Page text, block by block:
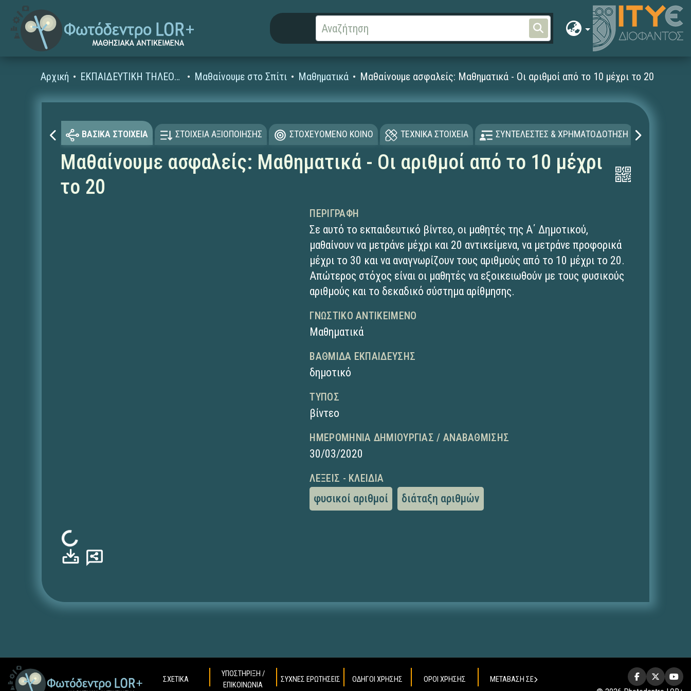
Αρχική ΕΚΠΑΙΔΕΥΤΙΚΗ ΤΗΛΕΟΡΑΣΗ (Ταινίες και βίντεο) Μαθαίνουμε στο Σπίτι Μαθηματικά Μαθαίνουμε ασφαλείς: Μαθηματικά - Οι αριθμοί από το 10 μέχρι το 20
ΒΑΣΙΚΑ ΣΤΟΙΧΕΙΑ ΣΤΟΙΧΕΙΑ ΑΞΙΟΠΟΙΗΣΗΣ ΣΤΟΧΕΥΟΜΕΝΟ ΚΟΙΝΟ ΤΕΧΝΙΚΑ ΣΤΟΙΧΕΙΑ ΣΥΝΤΕΛΕΣΤΕΣ & ΧΡΗΜΑΤΟΔΟΤΗΣΗ
Μαθαίνουμε ασφαλείς: Μαθηματικά - Οι αριθμοί από το 10 μέχρι
το 20
Φόρτωση...
ΠΕΡΙΓΡΑΦΉ
Σε αυτό το εκπαιδευτικό βίντεο, οι μαθητές της Α΄ Δημοτικού,
μαθαίνουν να μετράνε μέχρι και 20 αντικείμενα, να μετράνε προφορικά
μέχρι το 30 και να αναγνωρίζουν τους αριθμούς από το 10 μέχρι το 20.
Απώτερος στόχος είναι οι μαθητές να εξοικειωθούν με τους φυσικούς
αριθμούς και το δεκαδικό σύστημα αρίθμησης.
ΓΝΩΣΤΙΚΌ ΑΝΤΙΚΕΊΜΕΝΟ
Μαθηματικά
ΒΑΘΜΊΔΑ ΕΚΠΑΊΔΕΥΣΗΣ
δημοτικό
ΤΎΠΟΣ
βίντεο
ΗΜΕΡΟΜΗΝΊΑ ΔΗΜΙΟΥΡΓΊΑΣ / ΑΝΑΒΆΘΜΙΣΗΣ
30/03/2020
ΛΈΞΕΙΣ - ΚΛΕΙΔΙΆ
φυσικοί αριθμοί διάταξη αριθμών
ΣΧΕΤΙΚΑ
ΥΠΟΣΤΗΡΙΞΗ /
ΕΠΙΚΟΙΝΩΝΙΑ
ΣΥΧΝΕΣ ΕΡΩΤΗΣΕΙΣ ΟΔΗΓΟΙ ΧΡΗΣΗΣ ΟΡΟΙ ΧΡΗΣΗΣ ΜΕΤΑΒΑΣΗ ΣΕ